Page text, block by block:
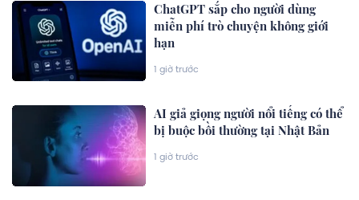
ChatGPT sắp cho người dùng
miễn phí trò chuyện không giới
hạn
1 giờ trước
AI giả giọng người nổi tiếng có thể
bị buộc bồi thường tại Nhật Bản
1 giờ trước